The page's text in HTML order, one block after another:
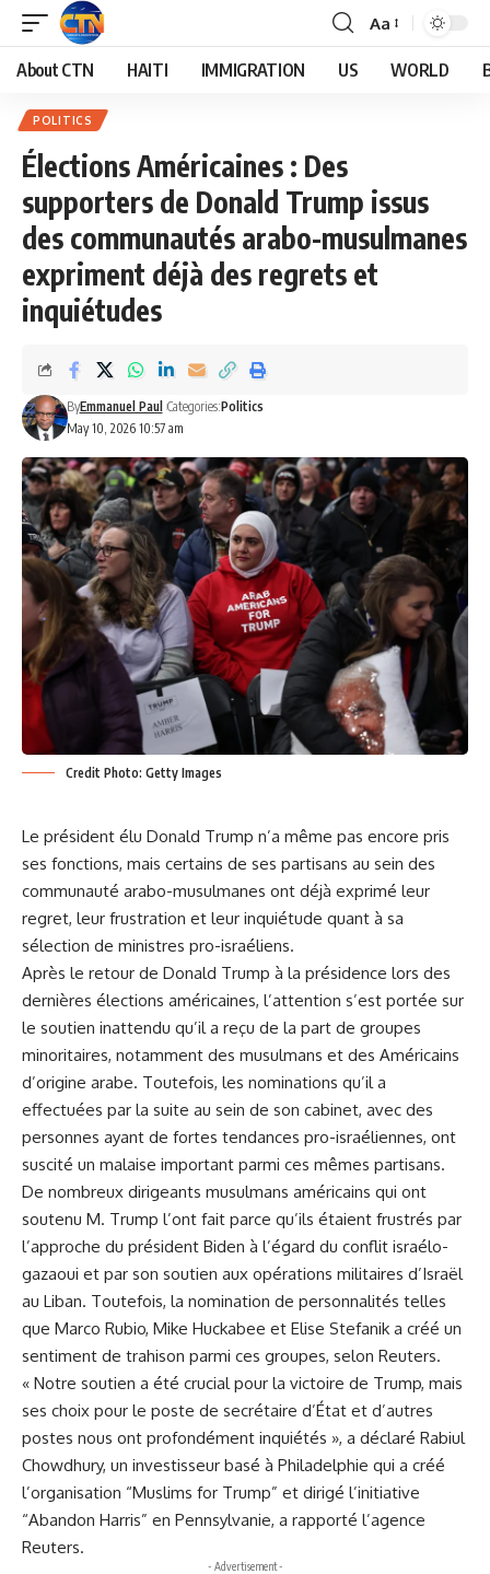
Aa
About CTN HAITI IMMIGRATION US WORLD
POLITICS
Élections Américaines : Des
supporters de Donald Trump issus
des communautés arabo-musulmanes
expriment déjà des regrets et
inquiétudes
May 10, 2026 10:57 am
ByEmmanuel Paul Categories:Politics
Credit Photo: Getty Images
Le président élu Donald Trump n’a même pas encore pris
ses fonctions, mais certains de ses partisans au sein des
communauté arabo-musulmanes ont déjà exprimé leur
regret, leur frustration et leur inquiétude quant à sa
sélection de ministres pro-israéliens.
Après le retour de Donald Trump à la présidence lors des
dernières élections américaines, l’attention s’est portée sur
le soutien inattendu qu’il a reçu de la part de groupes
minoritaires, notamment des musulmans et des Américains
d’origine arabe. Toutefois, les nominations qu’il a
effectuées par la suite au sein de son cabinet, avec des
personnes ayant de fortes tendances pro-israéliennes, ont
suscité un malaise important parmi ces mêmes partisans.
De nombreux dirigeants musulmans américains qui ont
soutenu M. Trump l’ont fait parce qu’ils étaient frustrés par
l’approche du président Biden à l’égard du conflit israélo-
gazaoui et par son soutien aux opérations militaires d’Israël
au Liban. Toutefois, la nomination de personnalités telles
que Marco Rubio, Mike Huckabee et Elise Stefanik a créé un
sentiment de trahison parmi ces groupes, selon Reuters.
« Notre soutien a été crucial pour la victoire de Trump, mais
ses choix pour le poste de secrétaire d’État et d’autres
postes nous ont profondément inquiétés », a déclaré Rabiul
Chowdhury, un investisseur basé à Philadelphie qui a créé
l’organisation “Muslims for Trump” et dirigé l’initiative
“Abandon Harris” en Pennsylvanie, a rapporté l’agence
Reuters.
- Advertisement -